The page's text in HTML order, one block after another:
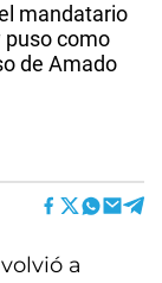
mandatario
como
de Amado
a